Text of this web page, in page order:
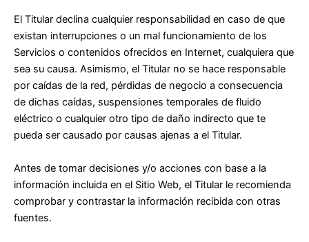
El Titular declina cualquier responsabilidad en caso de que
existan interrupciones o un mal funcionamiento de los
Servicios o contenidos ofrecidos en Internet, cualquiera que
sea su causa. Asimismo, el Titular no se hace responsable
por caídas de la red, pérdidas de negocio a consecuencia
de dichas caídas, suspensiones temporales de fluido
eléctrico o cualquier otro tipo de daño indirecto que te
pueda ser causado por causas ajenas a el Titular.
Antes de tomar decisiones y/o acciones con base a la
información incluida en el Sitio Web, el Titular le recomienda
comprobar y contrastar la información recibida con otras
fuentes.